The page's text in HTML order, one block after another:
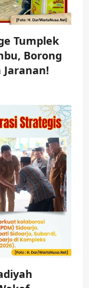
Tumplek
Borong